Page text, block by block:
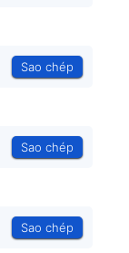
Sao chép
Sao chép
Sao chép